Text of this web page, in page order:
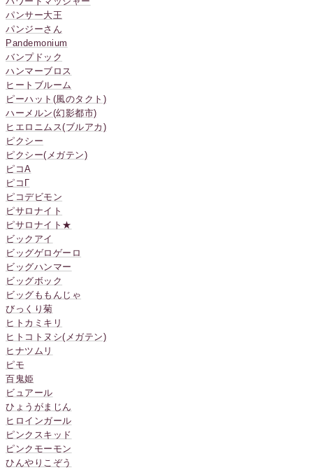
パンサー大王
パンジーさん
Pandemonium
バンプドック
ハンマーブロス
ヒートブルーム
ピーハット(風のタクト)
ハーメルン(幻影都市)
ヒエロニムス(ブルアカ)
ピクシー
ピクシー(メガテン)
ピコA
ピコΓ
ピコデビモン
ピサロナイト
ピサロナイト★
ビックアイ
ビッグゲロゲーロ
ビッグハンマー
ビッグボック
ビッグももんじゃ
びっくり菊
ヒトカミキリ
ヒトコトヌシ(メガテン)
ヒナツムリ
ピモ
百鬼姫
ビュアール
ひょうがまじん
ヒロインガール
ピンクスキッド
ピンクモーモン
ひんやりこぞう